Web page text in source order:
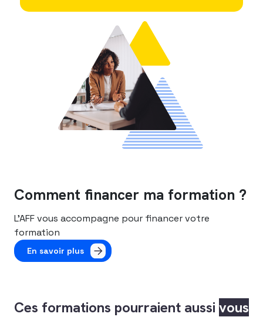
Comment financer ma formation ?
L’AFF vous accompagne pour financer votre
formation
En savoir plus
Ces formations pourraient aussi vous